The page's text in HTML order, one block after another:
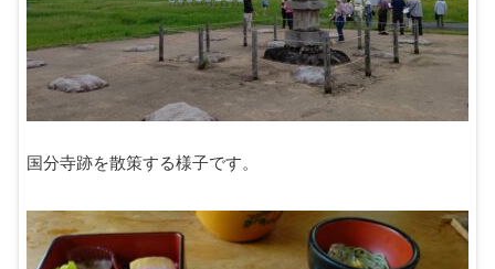
国分寺跡を散策する様子です。